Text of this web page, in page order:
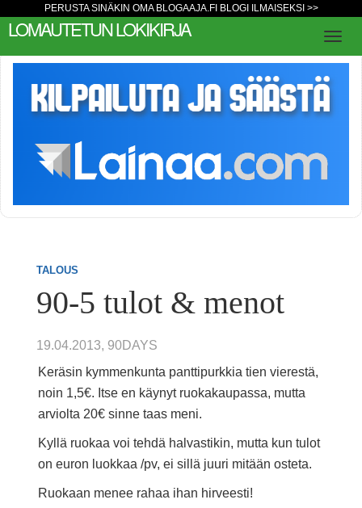
PERUSTA SINÄKIN OMA BLOGAAJA.FI BLOGI ILMAISEKSI >>
LOMAUTETUN LOKIKIRJA
TALOUS
90-5 tulot & menot
19.04.2013, 90DAYS
Keräsin kymmenkunta panttipurkkia tien vierestä,
noin 1,5€. Itse en käynyt ruokakaupassa, mutta
arviolta 20€ sinne taas meni.
Kyllä ruokaa voi tehdä halvastikin, mutta kun tulot
on euron luokkaa /pv, ei sillä juuri mitään osteta.
Ruokaan menee rahaa ihan hirveesti!